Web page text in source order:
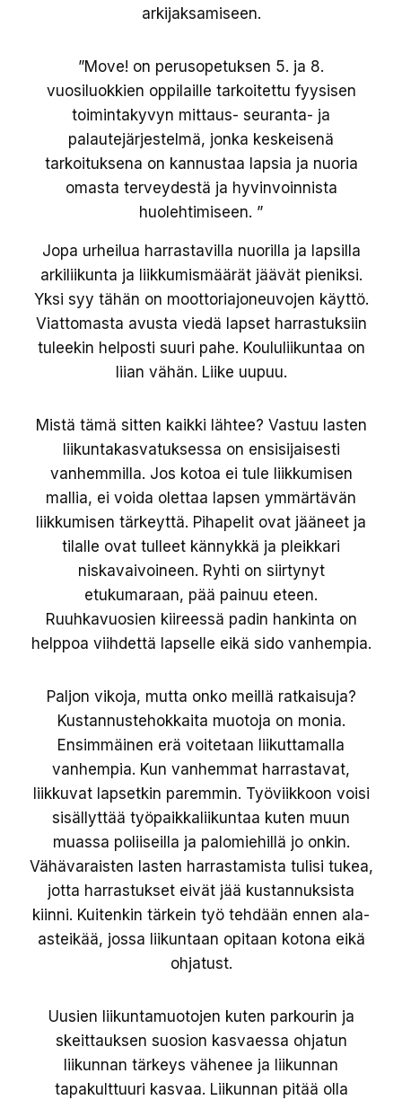
arkijaksamiseen.
”Move! on perusopetuksen 5. ja 8.
vuosiluokkien oppilaille tarkoitettu fyysisen
toimintakyvyn mittaus- seuranta- ja
palautejärjestelmä, jonka keskeisenä
tarkoituksena on kannustaa lapsia ja nuoria
omasta terveydestä ja hyvinvoinnista
huolehtimiseen. ”
Jopa urheilua harrastavilla nuorilla ja lapsilla
arkiliikunta ja liikkumismäärät jäävät pieniksi.
Yksi syy tähän on moottoriajoneuvojen käyttö.
Viattomasta avusta viedä lapset harrastuksiin
tuleekin helposti suuri pahe. Koululiikuntaa on
liian vähän. Liike uupuu.
Mistä tämä sitten kaikki lähtee? Vastuu lasten
liikuntakasvatuksessa on ensisijaisesti
vanhemmilla. Jos kotoa ei tule liikkumisen
mallia, ei voida olettaa lapsen ymmärtävän
liikkumisen tärkeyttä. Pihapelit ovat jääneet ja
tilalle ovat tulleet kännykkä ja pleikkari
niskavaivoineen. Ryhti on siirtynyt
etukumaraan, pää painuu eteen.
Ruuhkavuosien kiireessä padin hankinta on
helppoa viihdettä lapselle eikä sido vanhempia.
Paljon vikoja, mutta onko meillä ratkaisuja?
Kustannustehokkaita muotoja on monia.
Ensimmäinen erä voitetaan liikuttamalla
vanhempia. Kun vanhemmat harrastavat,
liikkuvat lapsetkin paremmin. Työviikkoon voisi
sisällyttää työpaikkaliikuntaa kuten muun
muassa poliiseilla ja palomiehillä jo onkin.
Vähävaraisten lasten harrastamista tulisi tukea,
jotta harrastukset eivät jää kustannuksista
kiinni. Kuitenkin tärkein työ tehdään ennen ala-
asteikää, jossa liikuntaan opitaan kotona eikä
ohjatust.
Uusien liikuntamuotojen kuten parkourin ja
skeittauksen suosion kasvaessa ohjatun
liikunnan tärkeys vähenee ja liikunnan
tapakulttuuri kasvaa. Liikunnan pitää olla